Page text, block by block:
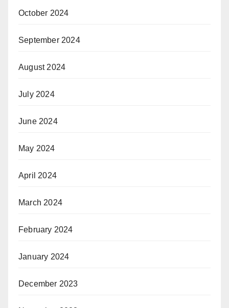
October 2024
September 2024
August 2024
July 2024
June 2024
May 2024
April 2024
March 2024
February 2024
January 2024
December 2023